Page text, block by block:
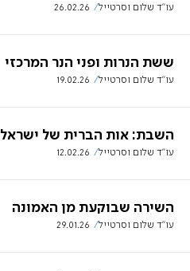
עו''ד שלום וסרטייל 26.02.26
ששת הנרות ופני הנר המרכזי
עו''ד שלום וסרטייל 19.02.26
השבת: אות הברית של ישראל
עו''ד שלום וסרטייל 12.02.26
השירה שבוקעת מן האמונה
עו''ד שלום וסרטייל 29.01.26